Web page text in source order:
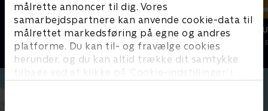
målrette annoncer til dig. Vores
samarbejdspartnere kan anvende cookie-data til
målrettet markedsføring på egne og andres
platforme. Du kan til- og fravælge cookies
herunder, og du kan altid trække dit samtykke
tilbage ved at klikke på ’Cookie-indstillinger’ i
Vicke Viking
Børneserier • 1 sæsoner
Miniteve:
Børneserier • 1